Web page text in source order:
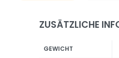
ZUSÄTZLICHE
GEWICHT